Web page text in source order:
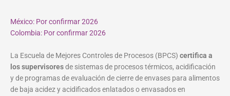
México: Por confirmar 2026
Colombia: Por confirmar 2026
La Escuela de Mejores Controles de Procesos (BPCS) certifica a
los supervisoresde sistemas de procesos térmicos, acidificación
y de programas de evaluación de cierre de envases para alimentos
de baja acidez y acidificados enlatados o envasados en